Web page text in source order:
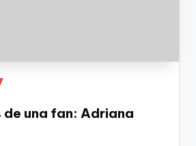
de una fan: Adriana